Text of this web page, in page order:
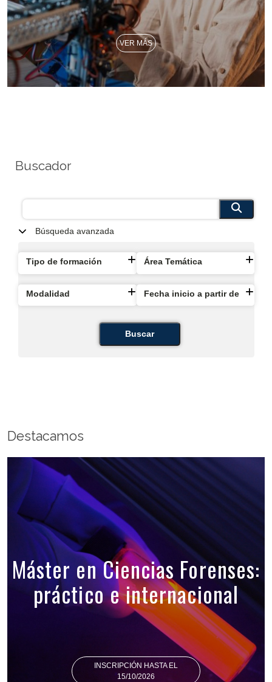
VER MÁS
Buscador
Búsqueda avanzada
Tipo de formación Área Temática
Modalidad Fecha inicio a partir de
Buscar
Destacamos
Máster en Ciencias Forenses:
práctico e internacional
INSCRIPCIÓN HASTA EL
15/10/2026